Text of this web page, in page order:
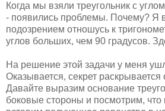
Когда мы взяли треугольник с
- появились проблемы. Почему? Я
подозрением отношусь к
углов больших, чем 90 градусов.
На решение этой задачи у меня
Оказывается, секрет раскрывается
Давайте выразим основание
боковые стороны и посмотрим,